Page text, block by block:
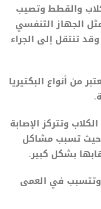
والقطط وتصيب
الجهاز التنفسي
تنتقل إلى الجراء
من أنواع البكتيريا
وتتركز الإصابة
حيث تسبب مشاكل
بشكل كبير.
وتتسبب في العمى